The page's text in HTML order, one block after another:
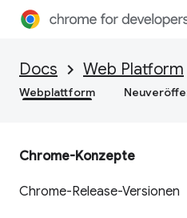
Docs Web Platform
Webplattform
Chrome-Konzepte
Chrome-Release-Versionen